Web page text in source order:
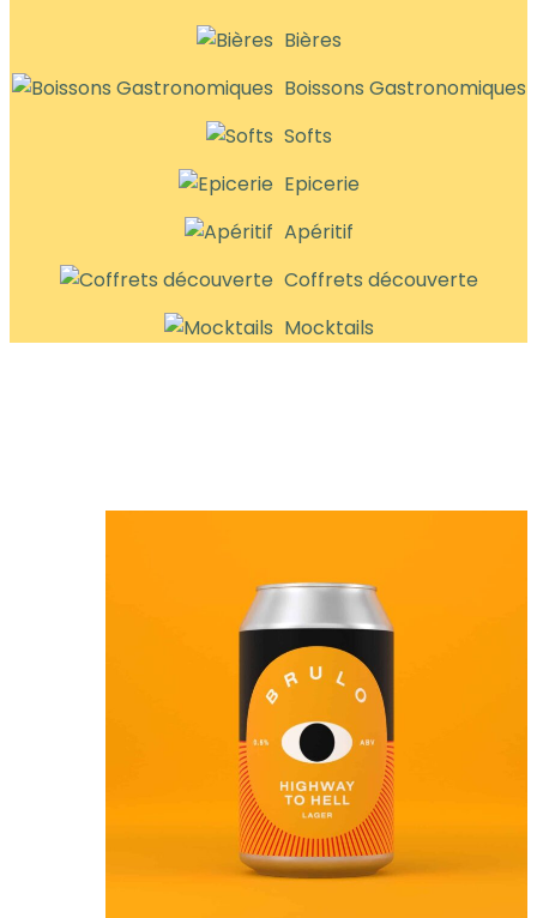
Bières
Boissons Gastronomiques
Softs
Epicerie
Apéritif
Coffrets découverte
Mocktails